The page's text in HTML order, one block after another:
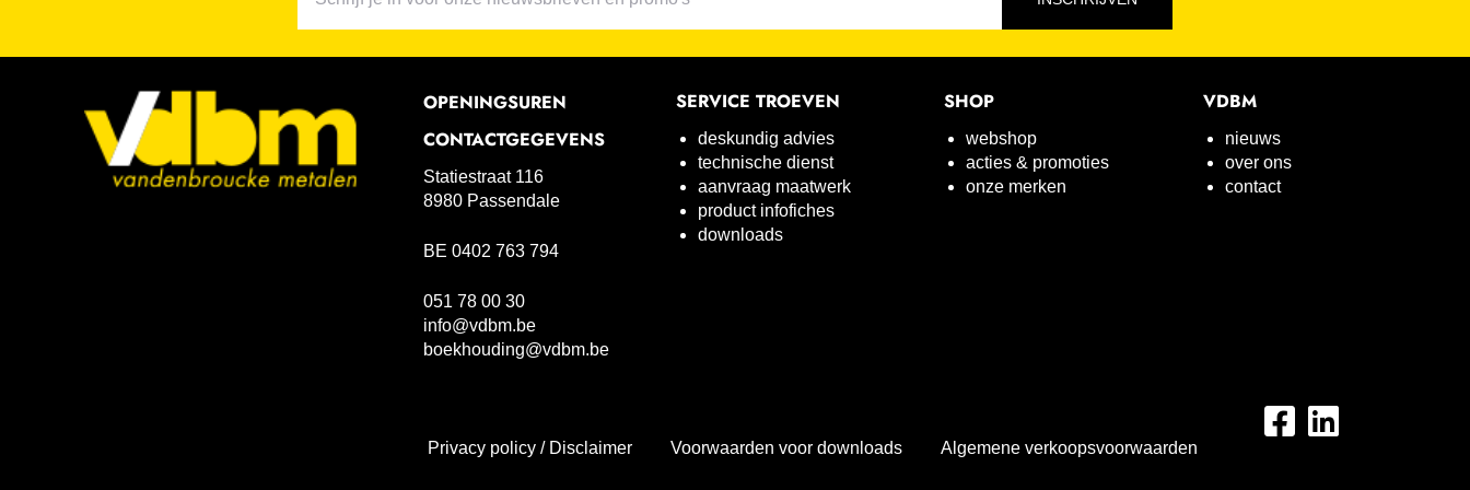
OPENINGSUREN
CONTACTGEGEVENS
Statiestraat 116
8980 Passendale
BE 0402 763 794
051 78 00 30
info@vdbm.be
boekhouding@vdbm.be
SERVICE TROEVEN
deskundig advies
technische dienst
aanvraag maatwerk
product infofiches
downloads
SHOP
webshop
acties & promoties
onze merken
VDBM
nieuws
over ons
contact
Privacy policy / Disclaimer Voorwaarden voor downloads Algemene verkoopsvoorwaarden